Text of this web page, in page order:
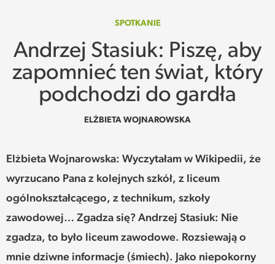
REKOMENDACJE
PRZESTRZENIE
TEKSTY Z MIESIĘCZNIKA
PODCAST
SPOTKANIE
Andrzej Stasiuk: Piszę, aby
zapomnieć ten świat, który
podchodzi do gardła
ELŻBIETA WOJNAROWSKA
Elżbieta Wojnarowska: Wyczytałam w Wikipedii, że
wyrzucano Pana z kolejnych szkół, z liceum
ogólnokształcącego, z technikum, szkoły
zawodowej… Zgadza się? Andrzej Stasiuk: Nie
zgadza, to było liceum zawodowe. Rozsiewają o
mnie dziwne informacje (śmiech). Jako niepokorny